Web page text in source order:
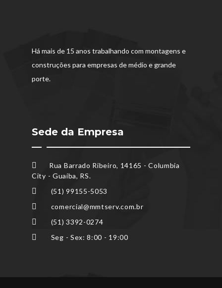
Há mais de 15 anos trabalhando com montagens e
construções para empresas de médio e grande
porte.
Sede da Empresa
Rua Barrado Ribeiro, 14165 - Columbia
City - Guaíba, RS.
(51) 99155-5053
comercial@mmtserv.com.br
(51) 3392-0274
Seg - Sex: 8:00 - 19:00